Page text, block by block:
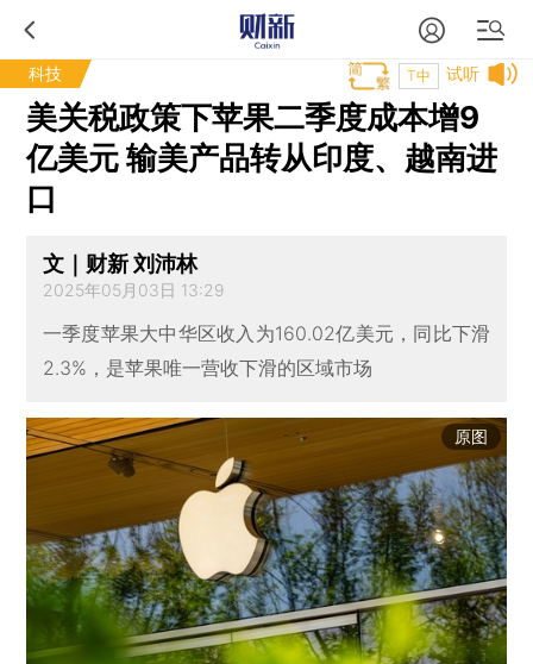
科技 试听
T中
美关税政策下苹果二季度成本增9
亿美元 输美产品转从印度、越南进
口
文｜财新 刘沛林
2025年05月03日 13:29
一季度苹果大中华区收入为160.02亿美元，同比下滑
2.3%，是苹果唯一营收下滑的区域市场
原图